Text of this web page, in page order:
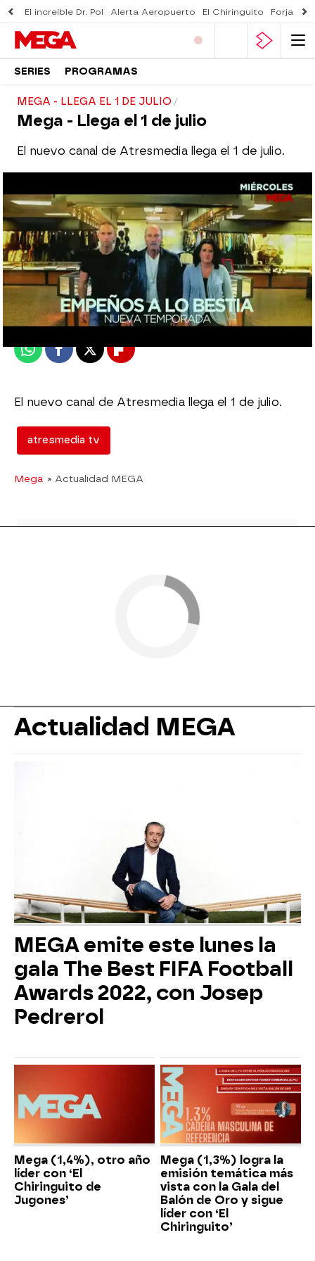
El increíble Dr. Pol Alerta Aeropuerto El Chiringuito Forjado
SERIES PROGRAMAS
MEGA - LLEGA EL 1 DE JULIO
Mega - Llega el 1 de julio
El nuevo canal de Atresmedia llega el 1 de julio.
mega
Publicado: 26 de junio de 2015, 08:25
WhatsappFacebook
X Flipboard
El nuevo canal de Atresmedia llega el 1 de julio.
atresmedia tv
Mega » Actualidad MEGA
Actualidad MEGA
MEGA emite este lunes la
gala The Best FIFA Football
Awards 2022, con Josep
Pedrerol
Mega (1,4%), otro año
líder con ‘El
Chiringuito de
Jugones’
Mega (1,3%) logra la
emisión temática más
vista con la Gala del
Balón de Oro y sigue
líder con ‘El
Chiringuito’